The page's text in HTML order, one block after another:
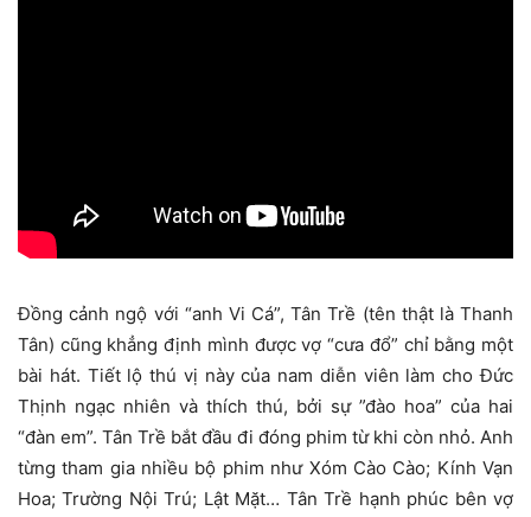
Đồng cảnh ngộ với “anh Vi Cá”, Tân Trề (tên thật là Thanh
Tân) cũng khẳng định mình được vợ “cưa đổ” chỉ bằng một
bài hát. Tiết lộ thú vị này của nam diễn viên làm cho Đức
Thịnh ngạc nhiên và thích thú, bởi sự ”đào hoa” của hai
“đàn em”. Tân Trề bắt đầu đi đóng phim từ khi còn nhỏ. Anh
từng tham gia nhiều bộ phim như Xóm Cào Cào; Kính Vạn
Hoa; Trường Nội Trú; Lật Mặt… Tân Trề hạnh phúc bên vợ